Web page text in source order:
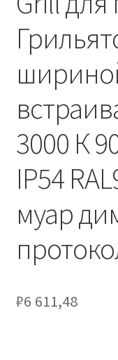
Сертификаты
Таблица выбора
3000 К
IP54
муар
₽6 611,48